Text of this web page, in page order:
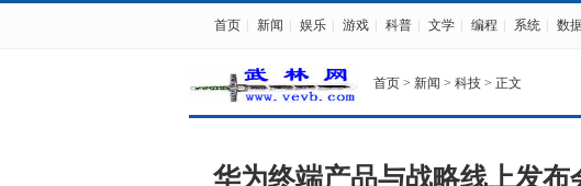
首页 新闻 娱乐 游戏 科普 文学 编程 系统 数
首页 > 新闻 > 科技 > 正文
华为终端产品与战略线上发